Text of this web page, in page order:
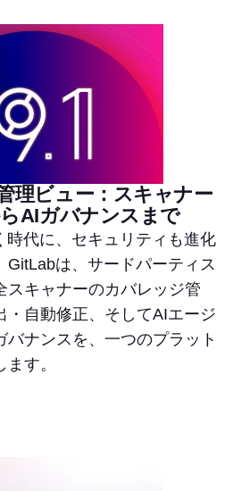
理ビュー：スキャナー
AIガバナンスまで
時代に、セキュリティも進化
GitLabは、サードパーティス
スキャナーのカバレッジ管
・自動修正、そしてAIエージ
バナンスを、一つのプラット
す。